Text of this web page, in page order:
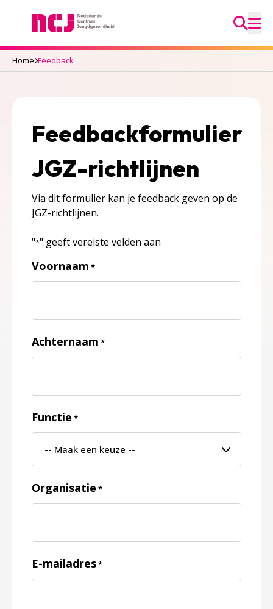
Ga
Home Feedback
Feedbackformulier
JGZ-richtlijnen
Via dit formulier kan je feedback geven op de
JGZ-richtlijnen.
"*" geeft vereiste velden aan
Voornaam *
Achternaam *
Functie *
Organisatie *
E-mailadres*